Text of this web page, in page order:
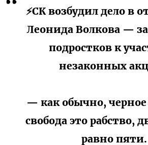
⚡️СК возбудил дело в
Леонида Волкова —
подростков к
незаконных
— как обычно, черное
свобода это рабство,
равно пяти.